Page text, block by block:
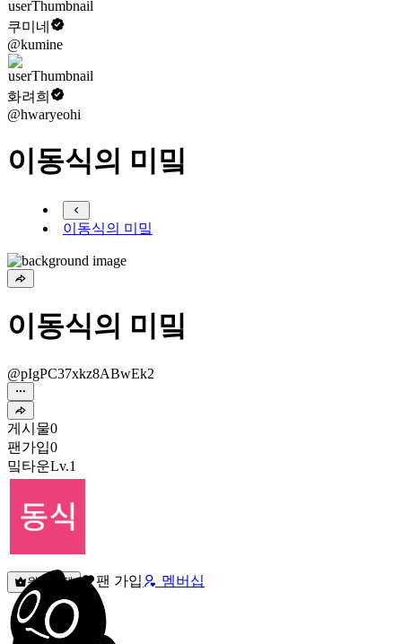
쿠미네
@kumine
화려희
@hwaryeohi
이동식의 미밐
이동식의 미밐
이동식의 미밐
@pIgPC37xkz8ABwEk2
게시물0
팬가입0
밐타운Lv.1
원픽선택 팬 가입 멤버십
밐타운
피드